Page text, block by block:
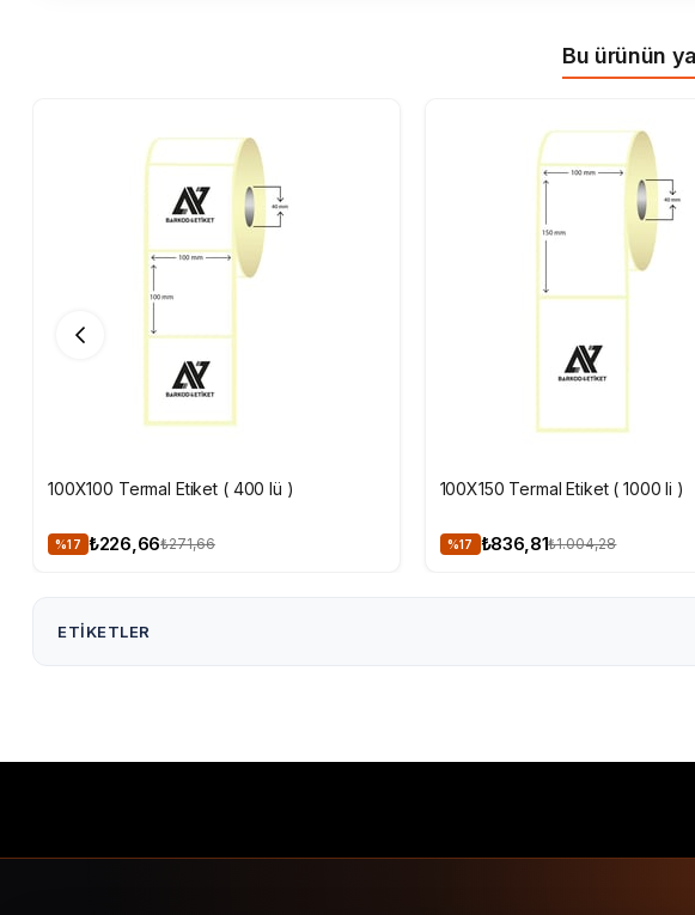
Bu ürünün
100X100 Termal Etiket ( 400 lü )
%17 ₺226,66₺271,66
100X150 Termal Etiket ( 1000 li )
%17 ₺836,81₺1.004,28
ETIKETLER